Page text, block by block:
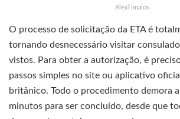
AlexTimaios
O processo de solicitação da ETA é
tornando desnecessário visitar
vistos. Para obter a autorização, é
passos simples no site ou aplicativo
britânico. Todo o procedimento demora
minutos para ser concluído, desde que